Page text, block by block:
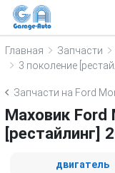
Главная Запчасти
3 поколение
Запчасти на Ford
Маховик Ford
[рестайлинг]
двигатель